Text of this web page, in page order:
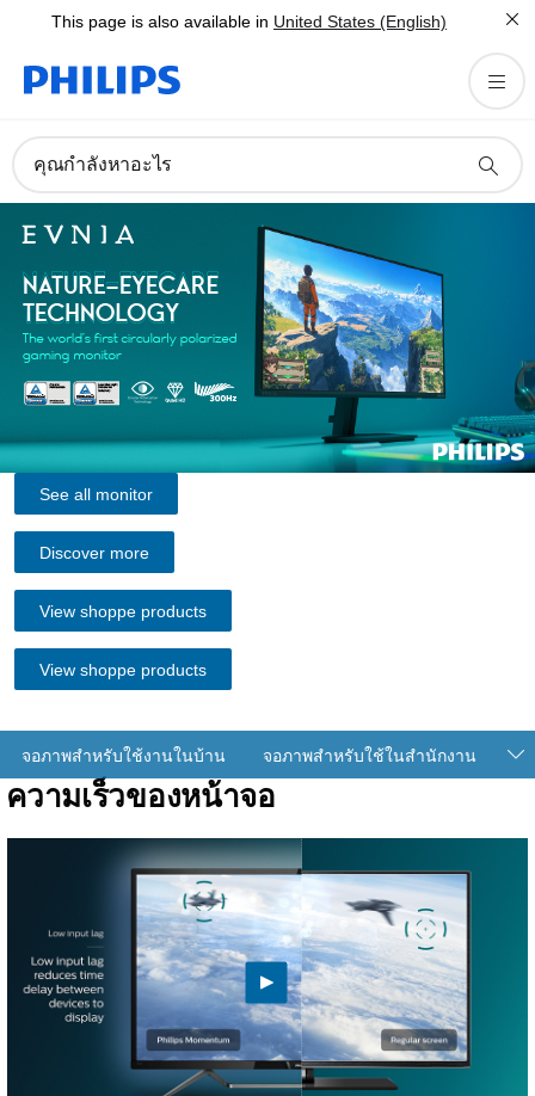
This page is also available in United States (English)
คุณกำลังหาอะไร
See all monitor
Discover more
View shoppe products
View shoppe products
จอภาพสำหรับใช้งานในบ้าน จอภาพสำหรับใช้ในสำนักงาน
ความเร็วของหน้าจอ